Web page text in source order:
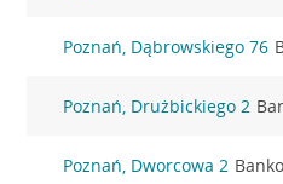
Poznań, Dąbrowskiego 76
Poznań, Drużbickiego 2
Poznań, Dworcowa 2